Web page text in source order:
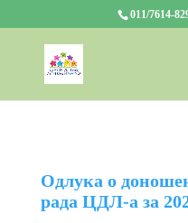
011/7614-
Одлука о
рада ЦДЛ-а за